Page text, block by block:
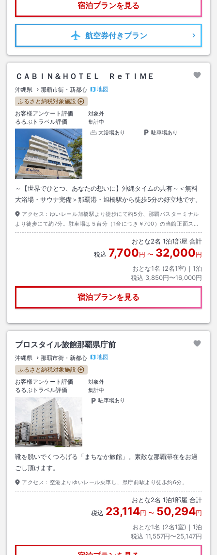
宿泊プランを見る
航空券付きプラン
ＣＡＢＩＮ＆ＨＯＴＥＬ ＲｅＴＩＭＥ
沖縄県 那覇市街・新都心
地図
ふるさと納税対象施設
お客様アンケート評価
対象外
るるぶトラベル評価
集計中
大浴場あり
駐車場あり
～【世界でひとつ、あなたの想いに】沖縄タイムの共有～＜無料
大浴場・サウナ完備＞那覇港・旭橋駅から徒歩5分の好立地です。
アクセス： ゆいレール旭橋駅より徒歩にて約5分、那覇バスターミナル
より徒歩にて約7分。駐車場は５台分（1台につき￥700）の当館正面スペ
ースをご用意しておりますが、予約制となっておりますので、ご利用の際
はお電話にてご予約をお願いいたします。当館の駐車場が満車の場合は、
恐れ入りますが近隣のコインパーキングへお客様ご負担でお停めくださ
おとな2名 1泊1部屋 合計
税込 7,700円 〜 32,000円
おとな1名 (2名1室)｜ 1泊
税込 3,850円〜16,000円
宿泊プランを見る
プロスタイル旅館那覇県庁前
沖縄県 那覇市街・新都心
地図
ふるさと納税対象施設
お客様アンケート評価
対象外
るるぶトラベル評価
集計中
駐車場あり
靴を脱いでくつろげる「まちなか旅館」。素敵な那覇滞在をお過
ごし頂けます。
アクセス： 空港よりゆいレール乗車し、県庁前駅より徒歩約6分。
おとな2名 1泊1部屋 合計
税込 23,114円 〜 50,294円
おとな1名 (2名1室)｜ 1泊
税込 11,557円〜25,147円